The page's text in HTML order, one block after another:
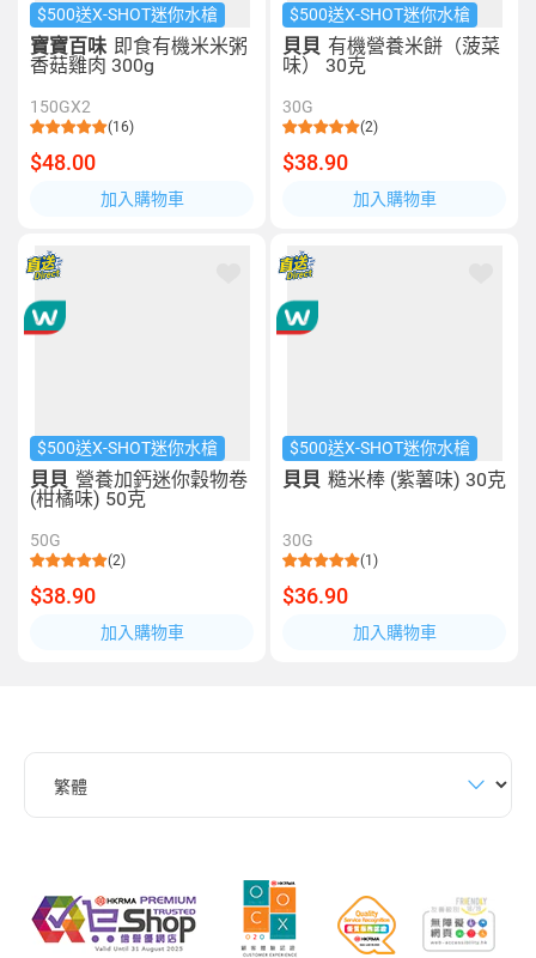
$500送X-SHOT迷你水槍
寶寶百味 即食有機米米粥
香菇雞肉 300g
150GX2
(16)
$48.00
加入購物車
$500送X-SHOT迷你水槍
貝貝 有機營養米餅（菠菜
味） 30克
30G
(2)
$38.90
加入購物車
$500送X-SHOT迷你水槍
貝貝 營養加鈣迷你穀物卷
(柑橘味) 50克
50G
(2)
$38.90
加入購物車
$500送X-SHOT迷你水槍
貝貝 糙米棒 (紫薯味) 30克
30G
(1)
$36.90
加入購物車